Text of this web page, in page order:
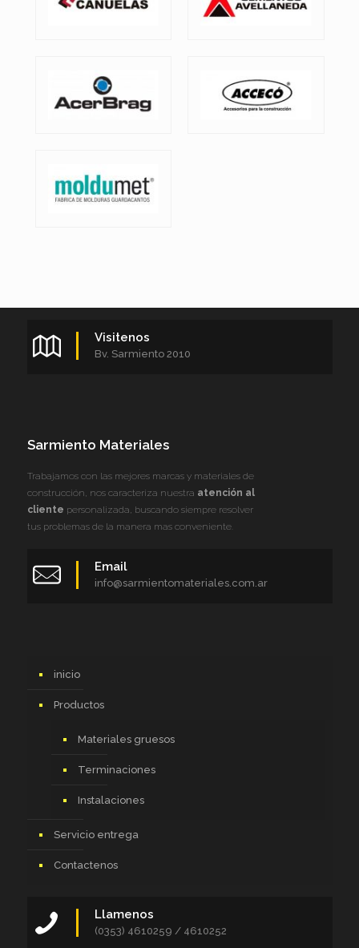
Visitenos
Bv. Sarmiento 2010
Sarmiento Materiales
Trabajamos con las mejores marcas y materiales de
construcción, nos caracteriza nuestra atención al
cliente personalizada, buscando siempre resolver
tus problemas de la manera mas conveniente.
Email
info@sarmientomateriales.com.ar
inicio
Productos
Materiales gruesos
Terminaciones
Instalaciones
Servicio entrega
Contactenos
Llamenos
(0353) 4610259 / 4610252